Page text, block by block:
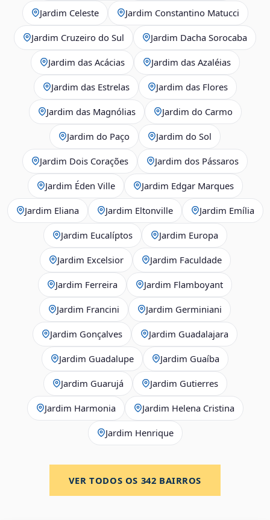
Jardim Celeste Jardim Constantino Matucci
Jardim Cruzeiro do Sul Jardim Dacha Sorocaba
Jardim das Acácias Jardim das Azaléias
Jardim das Estrelas Jardim das Flores
Jardim das Magnólias Jardim do Carmo
Jardim do Paço Jardim do Sol
Jardim Dois Corações Jardim dos Pássaros
Jardim Éden Ville Jardim Edgar Marques
Jardim Eliana Jardim Eltonville Jardim Emília
Jardim Eucalíptos Jardim Europa
Jardim Excelsior Jardim Faculdade
Jardim Ferreira Jardim Flamboyant
Jardim Francini Jardim Germiniani
Jardim Gonçalves Jardim Guadalajara
Jardim Guadalupe Jardim Guaíba
Jardim Guarujá Jardim Gutierres
Jardim Harmonia Jardim Helena Cristina
Jardim Henrique
VER TODOS OS 342 BAIRROS